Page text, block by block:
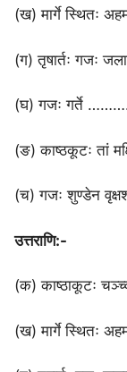
(ख) मार्गे स्थितः
(ग) तृषार्तः
(घ) गजः गर्ते
(ङ) काष्ठकूटः तां
(च) गजः शुण्डेन
उत्तराणि:-
(क) काष्ठाकूटः
(ख) मार्गे स्थितः